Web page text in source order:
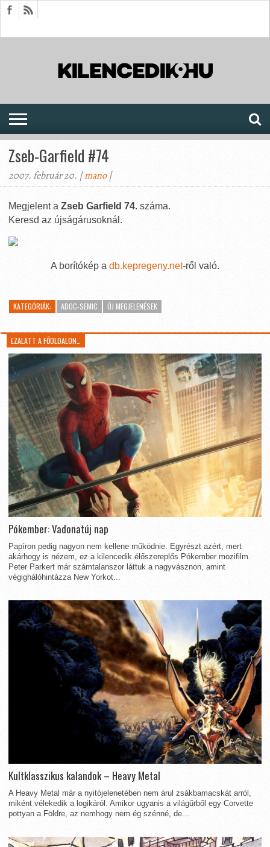
Zseb-Garfield #74
2007. február 20. |mano|
Megjelent a Zseb Garfield 74. száma.
Keresd az újságárusoknál.
A borítókép a db.kepregeny.net-ről való.
KATEGÓRIÁK: ADOC-SEMIC ÚJ MEGJELENÉSEK
EZALATT A FŐOLDALON…
Pókember: Vadonatúj nap
Papíron pedig nagyon nem kellene működnie. Egyrészt azért, mert
akárhogy is nézem, ez a kilencedik élőszereplős Pókember mozifilm.
Peter Parkert már számtalanszor láttuk a nagyvásznon, amint
végighálóhintázza New Yorkot...
Kultklasszikus kalandok – Heavy Metal
A Heavy Metal már a nyitójelenetében nem árul zsákbamacskát arról,
miként vélekedik a logikáról. Amikor ugyanis a világűrből egy Corvette
pottyan a Földre, az nemhogy nem ég szénné, de...